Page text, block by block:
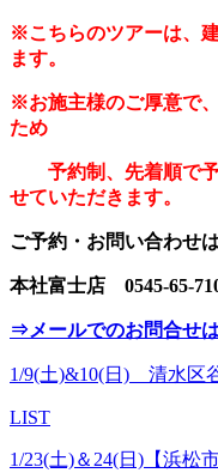
※こちらのツアーは、
ます。
※お施主様のご厚意で
ため
予約制、先着順で予
せていただきます。
ご予約・お問い合わせは
本社富士店 0545-65-
⇒メールでのお問合せ
1/9(土)&10(日) 清水区
LIST
1/23(土)＆24(日)【浜松